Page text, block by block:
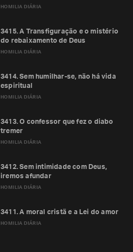
HOMILIA DIÁRIA
HOMILIA DIÁRIA
3415. A Transfiguração e o mistério
do rebaixamento de Deus
HOMILIA DIÁRIA
3414. Sem humilhar-se, não há vida
espiritual
HOMILIA DIÁRIA
3413. O confessor que fez o diabo
tremer
HOMILIA DIÁRIA
3412. Sem intimidade com Deus,
iremos afundar
HOMILIA DIÁRIA
3411. A moral cristã e a Lei do amor